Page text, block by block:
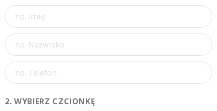
2. WYBIERZ CZCIONKĘ